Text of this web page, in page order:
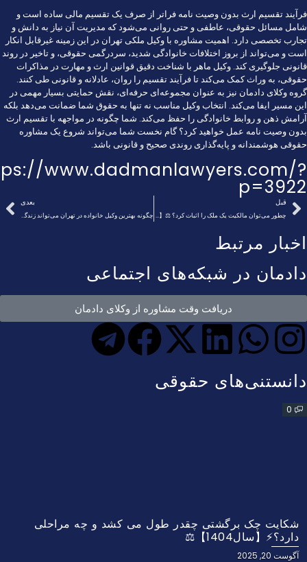
فرآیند تقسیم ارث بدون وصیت نامه فراتر از صرف یک تقسیم مالی ساده است و
شامل مسائل حقوقی، عاطفی و حتی روانی می‌شود که مدیریت آن نیاز به دانش و
تجارب تخصصی دارد. اهمیت مشاوره با وکیل ملکی تهران در این زمینه غیرقابل انکار
است و می‌تواند از بروز اختلافات خانوادگی شدید، سردرگمی حقوقی، و تاخیر در روند
قانونی جلوگیری کند. وکیل ماهر با شناخت دقیق قوانین ارث و مهارت در مذاکرات
حقوقی، به وراث کمک می‌کند تا فرآیند تقسیم را روان، عادلانه و قانونی طی کنند.
گروه وکلای دادمان نیز به عنوان مجموعه‌ای حرفه‌ای، نقش حمایتی بسیار مهمی در
این مسیر ایفا می‌کند. انتخاب وکیل مناسب نه تنها به حقوق شما ضمانت می‌دهد بلکه
آرامش ذهن و روابط خانوادگی را حفظ می‌کند. شما چگونه در مواجهه با تقسیم ارث
بدون وصیت نامه عمل خواهید کرد؟ گام نخست شما می‌تواند شروع یک مشاوره
حقوقی هوشمندانه و پایه‌گذاری روندی صحیح و قانونی باشد.
www.dadmanlawyers.com/?
p=3922
قبل
چطور می‌توان مالکیت یک ملک را اثبات کرد؟ ⚖️【سال1404】✅
بعدی
چگونه بهترین وکیل خانواده در تهران می‌تواند زندگی شما را تغییر دهد؟⭐【سال1404】⚖️
اخبار مرتبط
دادمان در شبکه‌های اجتماعی
دریافت وقت مشاوره از وکلای دادمان
دانستنی‌های حقوقی
0
شکایت چک برگشتی چقدر طول می کشد و چه مراحلی
دارد؟⚡【سال1404】⚖️
آگوست 20, 2025